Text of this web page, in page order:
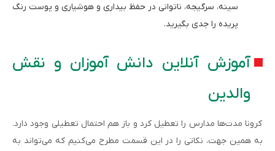
سینه، سرگیجه، ناتوانی در حفظ بیداری و هوشیاری و پوست رنگ
پریده را جدی بگیرید.
آموزش آنلاین دانش آموزان و نقش
والدین
کرونا مدت‌ها مدارس را تعطیل کرد و باز هم احتمال تعطیلی وجود دارد.
به همین جهت، نکاتی را در این قسمت مطرح می‌کنیم که می‌تواند به